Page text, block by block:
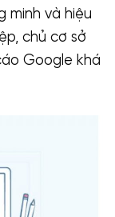
minh và hiệu
chủ cơ sở
Google khá